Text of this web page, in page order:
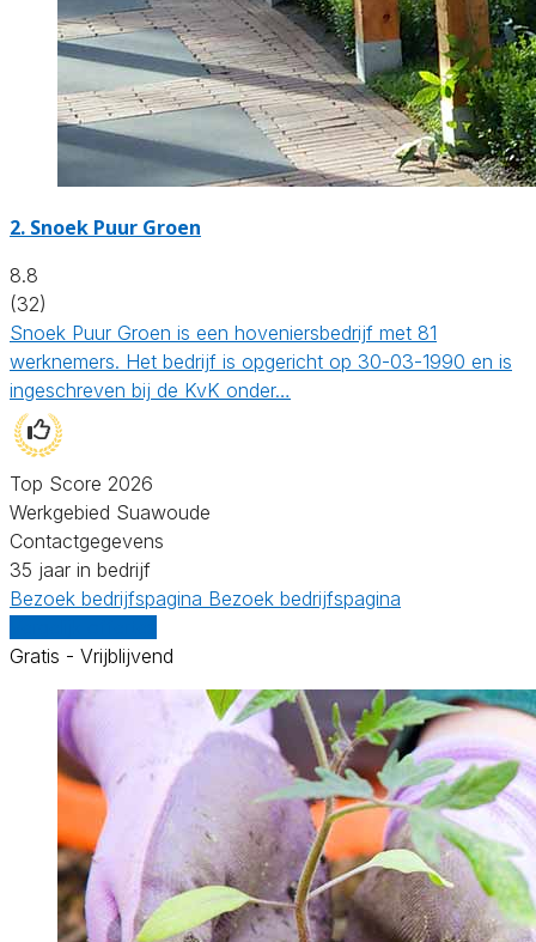
2. Snoek Puur Groen
8.8
(32)
Snoek Puur Groen is een hoveniersbedrijf met 81
werknemers. Het bedrijf is opgericht op 30-03-1990 en is
ingeschreven bij de KvK onder…
Top Score 2026
Werkgebied Suawoude
Contactgegevens
35 jaar in bedrijf
Bezoek bedrijfspagina Bezoek bedrijfspagina
Gratis - Vrijblijvend